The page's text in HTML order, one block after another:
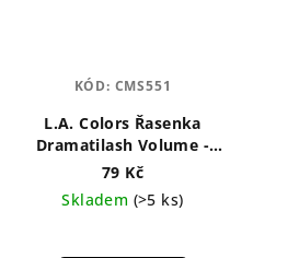
L.A. Colors Řasenka
Dramatilash Volume -
černá 6 ml
79 Kč
Skladem (>5 ks)
KÓD: CMS551